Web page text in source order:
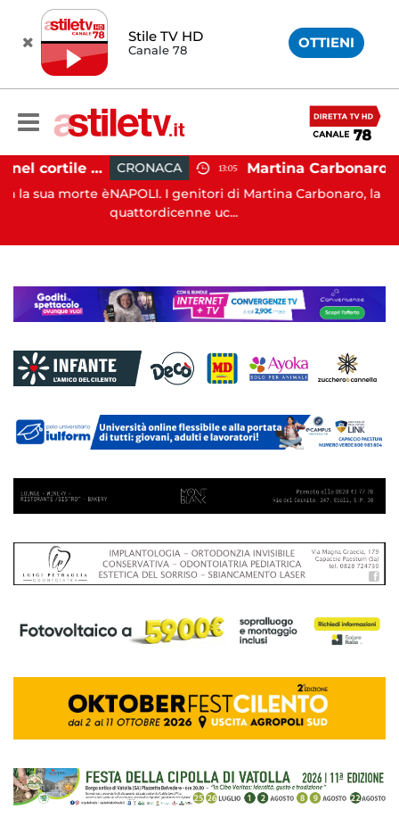
Stile TV HD
Canale 78 OTTIENI
Salerno, cadavere nel cortile di un palazzo: indaga la Polizia
morte è
CRONACA 13:05
NAPOLI. I genitori di Martina Carbonaro, la
quattordicenne uc...